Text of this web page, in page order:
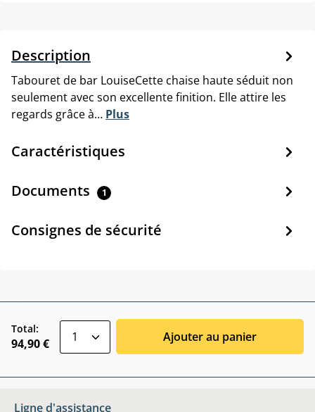
Description
Tabouret de bar LouiseCette chaise haute séduit non
seulement avec son excellente finition. Elle attire les
regards grâce à… Plus
Caractéristiques
Documents 1
Consignes de sécurité
Total:
94,90 € Ajouter au panier
Ligne d'assistance